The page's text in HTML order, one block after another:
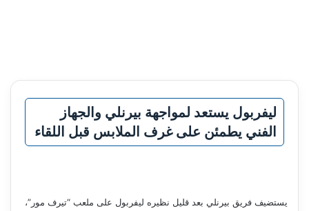
ليفربول يستعد لمواجهة بيرنلي والجهاز
الفني يطمئن على غرف الملابس قبل اللقاء
يستضيف فريق بيرنلي بعد قليل نظيره ليفربول على ملعب “تيرف مور”،